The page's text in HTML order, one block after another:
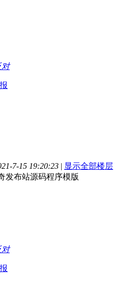
对
7-15 19:20:23 | 显示全部楼层
发布站源码程序模版
对